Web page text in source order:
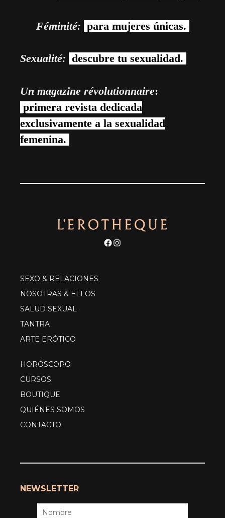
Féminité: para mujeres únicas.
Sexualité: descubre tu sexualidad.
Un magazine révolutionnaire:
primera revista dedicada
exclusivamente a la sexualidad
femenina.
Facebook
Instagram
SEXO & RELACIONES
NOSOTRAS & ELLOS
SALUD SEXUAL
TANTRA
ARTE ERÓTICO
HORÓSCOPO
CURSOS
BOUTIQUE
QUIÉNES SOMOS
CONTACTO
NEWSLETTER